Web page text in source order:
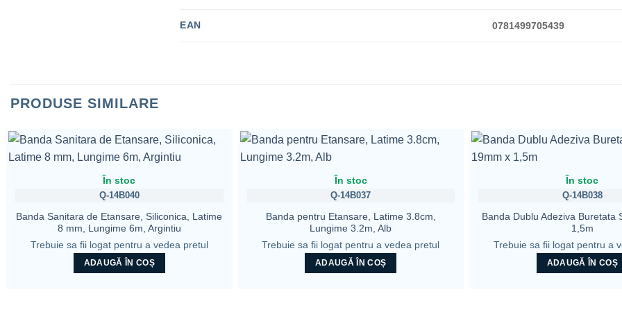
EAN 0781499705439
PRODUSE SIMILARE
În stoc
Q-14B040
Banda Sanitara de Etansare, Siliconica, Latime
8 mm, Lungime 6m, Argintiu
Trebuie sa fii logat pentru a vedea pretul
ADAUGĂ ÎN COȘ
În stoc
Q-14B037
Banda pentru Etansare, Latime 3.8cm,
Lungime 3.2m, Alb
Trebuie sa fii logat pentru a vedea pretul
ADAUGĂ ÎN COȘ
În stoc
Q-14B038
Banda Dublu Adeziva Buretata
1,5m
Trebuie sa fii logat pentru a
ADAUGĂ ÎN COȘ